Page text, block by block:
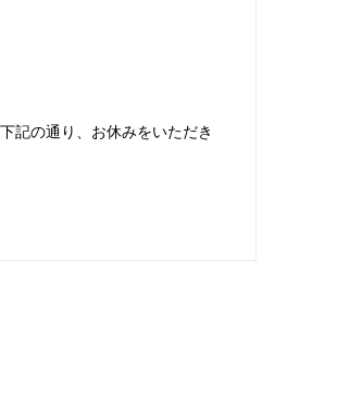
記の通り、お休みをいただき